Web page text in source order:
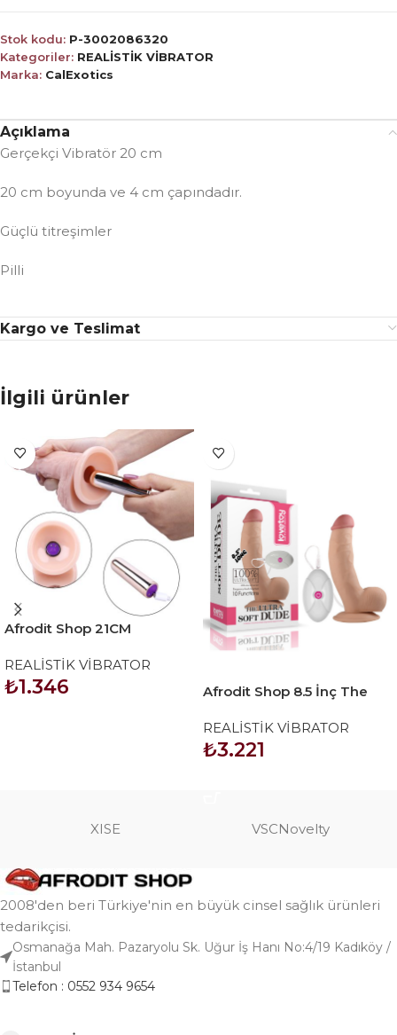
Stok kodu: P-3002086320
Kategoriler: REALİSTİK VİBRATOR
Marka: CalExotics
Açıklama
Gerçekçi Vibratör 20 cm
20 cm boyunda ve 4 cm çapındadır.
Güçlü titreşimler
Pilli
Kargo ve Teslimat
İlgili ürünler
Afrodit Shop 21CM
REALİSTİK VİBRATOR
₺1.346
Afrodit Shop 8.5 İnç The
Realistik Vibratör
REALİSTİK VİBRATOR
₺3.221
XISE VSCNovelty
2008'den beri Türkiye'nin en büyük cinsel sağlık ürünleri
tedarikçisi.
Osmanağa Mah. Pazaryolu Sk. Uğur İş Hanı No:4/19 Kadıköy /
İstanbul
Telefon : 0552 934 9654